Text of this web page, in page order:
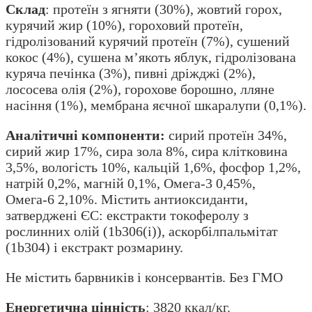
Склад: протеїн з ягняти (30%), жовтий горох,
курячий жир (10%), гороховий протеїн,
гідролізований курячий протеїн (7%), сушений
кокос (4%), сушена м’якоть яблук, гідролізована
куряча печінка (3%), пивні дріжджі (2%),
лососева олія (2%), горохове борошно, лляне
насіння (1%), мембрана яєчної шкаралупи (0,1%).
Аналітичні компоненти: сирий протеїн 34%,
сирий жир 17%, сира зола 8%, сира клітковина
3,5%, вологість 10%, кальцій 1,6%, фосфор 1,2%,
натрій 0,2%, магній 0,1%, Омега-3 0,45%,
Омега-6 2,10%. Містить антиоксиданти,
затверджені ЄС: екстракти токоферолу з
рослинних олій (1b306(i)), аскорбілпальмітат
(1b304) і екстракт розмарину.
Не містить барвників і консервантів. Без ГМО
Енергетична цінність: 3820 ккал/кг.